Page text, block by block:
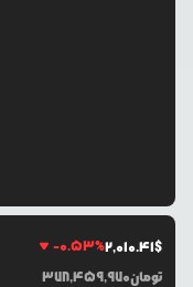
-0.53%2,010.41$
378,459,970تومان